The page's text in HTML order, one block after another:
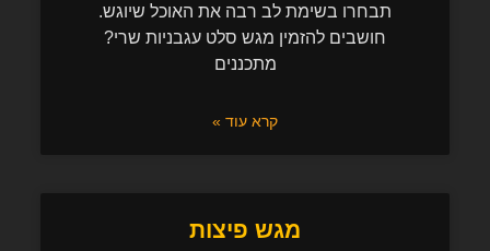
תבחרו בשימת לב רבה את האוכל שיוגש.
חושבים להזמין מגש סלט עגבניות שרי?
מתכננים
קרא עוד »
מגש פיצות